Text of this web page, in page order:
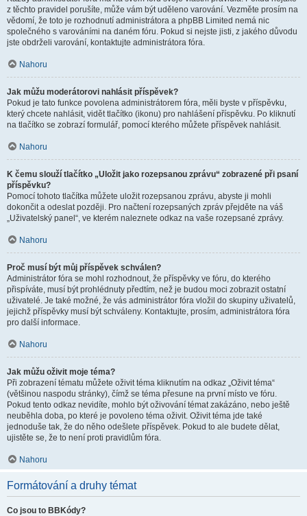
z těchto pravidel porušíte, může vám být uděleno varování. Vezměte prosím na
vědomí, že toto je rozhodnutí administrátora a phpBB Limited nemá nic
společného s varováními na daném fóru. Pokud si nejste jisti, z jakého důvodu
jste obdrželi varování, kontaktujte administrátora fóra.
Nahoru
Jak můžu moderátorovi nahlásit příspěvek?
Pokud je tato funkce povolena administrátorem fóra, měli byste v příspěvku,
který chcete nahlásit, vidět tlačítko (ikonu) pro nahlášení příspěvku. Po kliknutí
na tlačítko se zobrazí formulář, pomocí kterého můžete příspěvek nahlásit.
Nahoru
K čemu slouží tlačítko „Uložit jako rozepsanou zprávu“ zobrazené při psaní
příspěvku?
Pomocí tohoto tlačítka můžete uložit rozepsanou zprávu, abyste ji mohli
dokončit a odeslat později. Pro načtení rozepsaných zpráv přejděte na váš
„Uživatelský panel“, ve kterém naleznete odkaz na vaše rozepsané zprávy.
Nahoru
Proč musí být můj příspěvek schválen?
Administrátor fóra se mohl rozhodnout, že příspěvky ve fóru, do kterého
přispíváte, musí být prohlédnuty předtím, než je budou moci zobrazit ostatní
uživatelé. Je také možné, že vás administrátor fóra vložil do skupiny uživatelů,
jejichž příspěvky musí být schváleny. Kontaktujte, prosím, administrátora fóra
pro další informace.
Nahoru
Jak můžu oživit moje téma?
Při zobrazení tématu můžete oživit téma kliknutím na odkaz „Oživit téma“
(většinou naspodu stránky), čímž se téma přesune na první místo ve fóru.
Pokud tento odkaz nevidíte, mohlo být oživování témat zakázáno, nebo ještě
neuběhla doba, po které je povoleno téma oživit. Oživit téma jde také
jednoduše tak, že do něho odešlete příspěvek. Pokud to ale budete dělat,
ujistěte se, že to není proti pravidlům fóra.
Nahoru
Formátování a druhy témat
Co jsou to BBKódy?